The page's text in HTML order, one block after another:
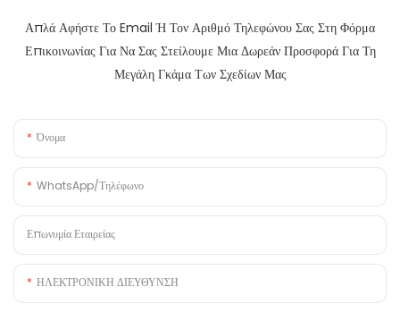
Απλά Αφήστε Το Email Ή Τον Αριθμό Τηλεφώνου Σας Στη Φόρμα
Επικοινωνίας Για Να Σας Στείλουμε Μια Δωρεάν Προσφορά Για Τη
Μεγάλη Γκάμα Των Σχεδίων Μας
Όνομα
WhatsApp/Τηλέφωνο
Επωνυμία Εταιρείας
ΗΛΕΚΤΡΟΝΙΚΗ ΔΙΕΥΘΥΝΣΗ